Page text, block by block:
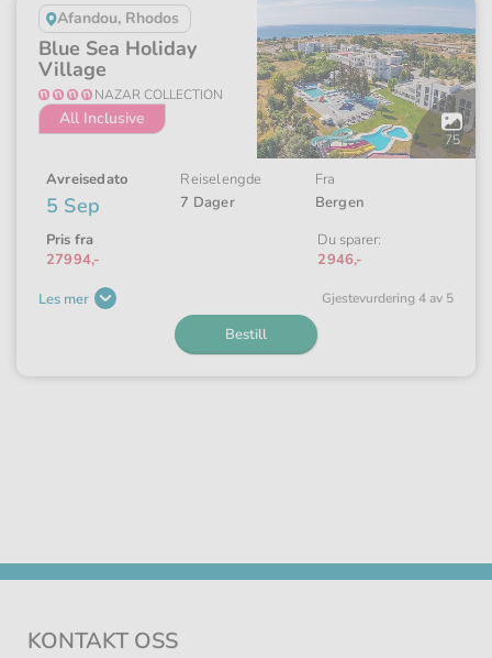
Afandou, Rhodos
Blue Sea Holiday
Village
NAZAR COLLECTION
All Inclusive
Åpne
galleriet
75
Avreisedato
5 Sep
Reiselengde
7 Dager
Fra
Bergen
Pris fra
27994,-
Du sparer:
2946,-
Les mer
Gjeste­vurdering 4 av 5
Bestill
KONTAKT OSS